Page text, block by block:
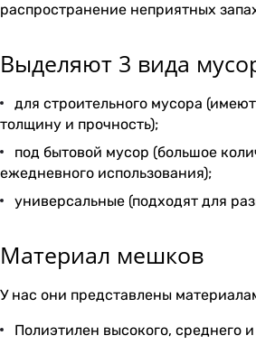
распространение неприятных
Выделяют 3 вида
для строительного мусора
толщину и прочность);
под бытовой мусор (большое
ежедневного использования);
универсальные (подходят для
Материал мешков
У нас они представлены
Полиэтилен высокого, среднего